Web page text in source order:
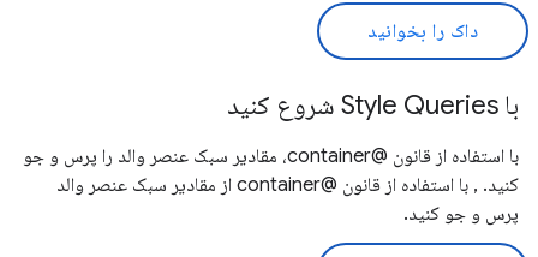
داک را بخوانید
با Style Queries شروع کنید
با استفاده از قانون @container، مقادیر سبک عنصر والد را پرس و جو
کنید. , با استفاده از قانون @container از مقادیر سبک عنصر والد
پرس و جو کنید.